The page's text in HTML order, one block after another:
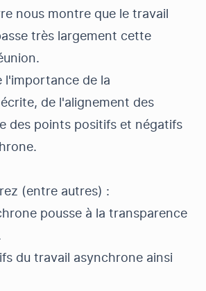
nous montre que le travail
très largement cette
l'importance de la
de l'alignement des
des points positifs et négatifs
(entre autres) :
pousse à la transparence
du travail asynchrone ainsi